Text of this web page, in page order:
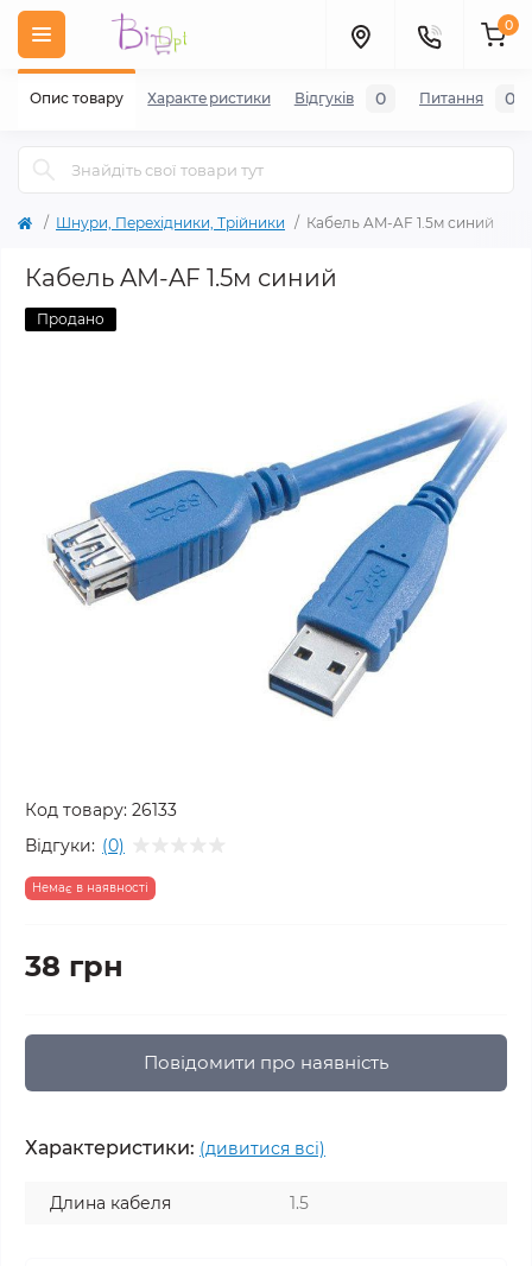
0
Шнури, Перехідники, Трійники Кабель AM-AF 1.5м синий
Кабель AM-AF 1.5м синий
Продано
Код товару: 26133
Відгуки: (0)
Немає в наявності
38 грн
Повідомити про наявність
Характеристики: (дивитися всі)
Длина кабеля 1.5
Опис товару Характеристики Відгуків 0 Питання 0